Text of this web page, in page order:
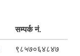
सम्पर्क नं.
९८५७०६४८४७